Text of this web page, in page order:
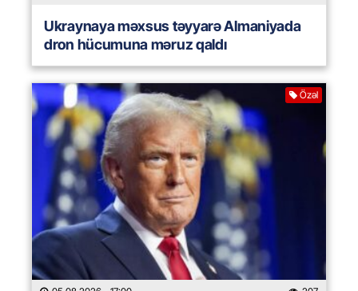
Ukraynaya məxsus təyyarə Almaniyada
dron hücumuna məruz qaldı
Özəl